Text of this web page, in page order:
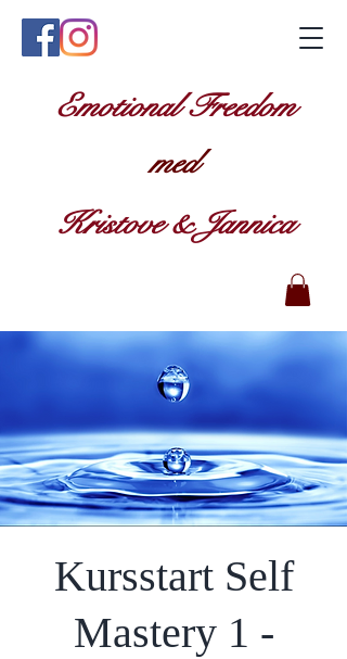
Emotional Freedom
med
Kristove & Jannica
Kursstart Self
Mastery 1 -